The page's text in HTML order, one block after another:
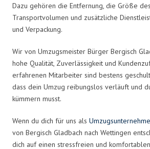
Dazu gehören die Entfernung, die Größe
Transportvolumen und zusätzliche
und Verpackung.
Wir von Umzugsmeister Bürger Bergisch
hohe Qualität, Zuverlässigkeit und
erfahrenen Mitarbeiter sind bestens
dass dein Umzug reibungslos verläuft und
kümmern musst.
Wenn du dich für uns als
von Bergisch Gladbach nach Wettingen
dich auf einen stressfreien und